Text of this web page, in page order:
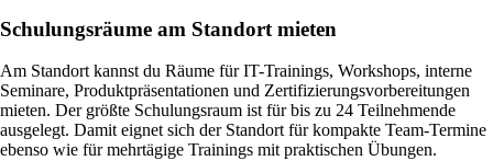
Schulungsräume am Standort mieten
Am Standort kannst du Räume für IT-Trainings, Workshops, interne
Seminare, Produktpräsentationen und Zertifizierungsvorbereitungen
mieten. Der größte Schulungsraum ist für bis zu 24 Teilnehmende
ausgelegt. Damit eignet sich der Standort für kompakte Team-Termine
ebenso wie für mehrtägige Trainings mit praktischen Übungen.